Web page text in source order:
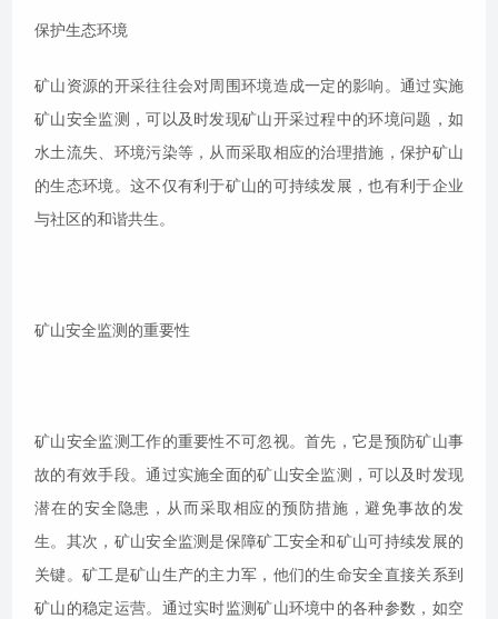
保护生态环境
矿山资源的开采往往会对周围环境造成一定的影响。通过实施
矿山安全监测，可以及时发现矿山开采过程中的环境问题，如
水土流失、环境污染等，从而采取相应的治理措施，保护矿山
的生态环境。这不仅有利于矿山的可持续发展，也有利于企业
与社区的和谐共生。
矿山安全监测的重要性
矿山安全监测工作的重要性不可忽视。首先，它是预防矿山事
故的有效手段。通过实施全面的矿山安全监测，可以及时发现
潜在的安全隐患，从而采取相应的预防措施，避免事故的发
生。其次，矿山安全监测是保障矿工安全和矿山可持续发展的
关键。矿工是矿山生产的主力军，他们的生命安全直接关系到
矿山的稳定运营。通过实时监测矿山环境中的各种参数，如空